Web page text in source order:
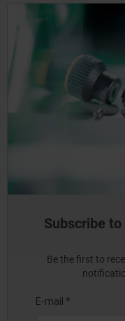
Subscribe
Be the first to